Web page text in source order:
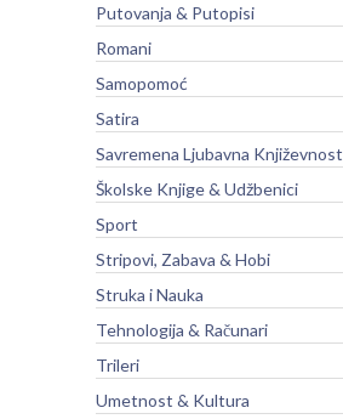
Putovanja & Putopisi
Romani
Samopomoć
Satira
Savremena Ljubavna Književnost
Školske Knjige & Udžbenici
Sport
Stripovi, Zabava & Hobi
Struka i Nauka
Tehnologija & Računari
Trileri
Umetnost & Kultura